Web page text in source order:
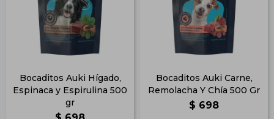
Bocaditos Auki Hígado,
Espinaca y Espirulina 500
gr
Bocaditos Auki Carne,
Remolacha Y Chía 500 Gr
$ 698